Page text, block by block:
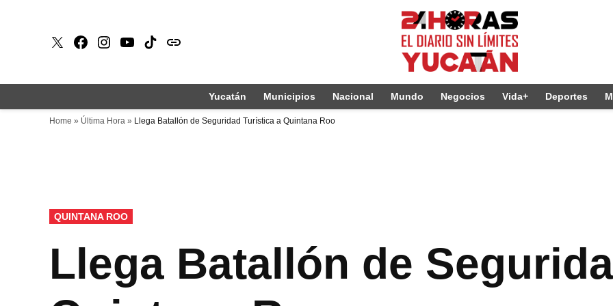
X Faceboook
Instagram
Youtube
Tiktokissuu
Yucatán Municipios Nacional Mundo Negocios Vida+ Deportes
Home » Última Hora » Llega Batallón de Seguridad Turística a Quintana Roo
PUBLICADO
EN
QUINTANA ROO
Llega Batallón de